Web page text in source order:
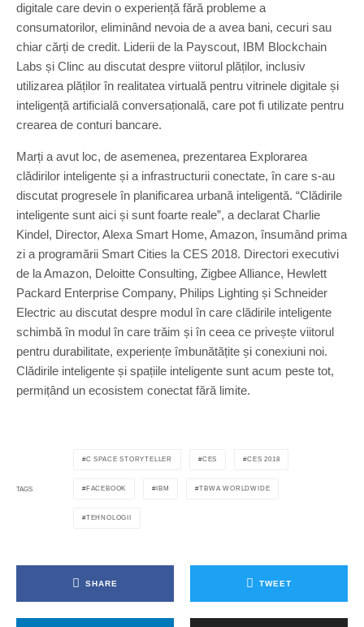
digitale care devin o experiență fără probleme a
consumatorilor, eliminând nevoia de a avea bani, cecuri sau
chiar cărți de credit. Liderii de la Payscout, IBM Blockchain
Labs și Clinc au discutat despre viitorul plăților, inclusiv
utilizarea plăților în realitatea virtuală pentru vitrinele digitale și
inteligență artificială conversațională, care pot fi utilizate pentru
crearea de conturi bancare.
Marți a avut loc, de asemenea, prezentarea Explorarea
clădirilor inteligente și a infrastructurii conectate, în care s-au
discutat progresele în planificarea urbană inteligentă. “Clădirile
inteligente sunt aici și sunt foarte reale”, a declarat Charlie
Kindel, Director, Alexa Smart Home, Amazon, însumând prima
zi a programării Smart Cities la CES 2018. Directori executivi
de la Amazon, Deloitte Consulting, Zigbee Alliance, Hewlett
Packard Enterprise Company, Philips Lighting și Schneider
Electric au discutat despre modul în care clădirile inteligente
schimbă în modul în care trăim și în ceea ce privește viitorul
pentru durabilitate, experiențe îmbunătățite și conexiuni noi.
Clădirile inteligente și spațiile inteligente sunt acum peste tot,
permițând un ecosistem conectat fără limite.
TAGS
C SPACE STORYTELLER CES CES 2018
FACEBOOK IBM TBWA WORLDWIDE
TEHNOLOGII
SHARE TWEET